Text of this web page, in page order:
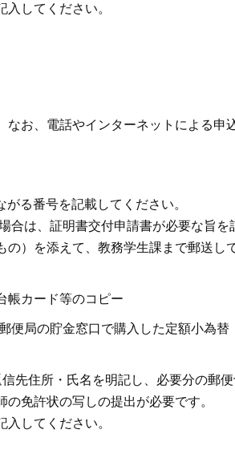
してください。
お、電話やインターネットによる申
る番号を記載してください。
は、証明書交付申請書が必要な旨を
）を添えて、教務学生課まで郵送し
す。
帳カード等のコピー
局の貯金窓口で購入した定額小為替
先住所・氏名を明記し、必要分の郵
免許状の写しの提出が必要です。
してください。